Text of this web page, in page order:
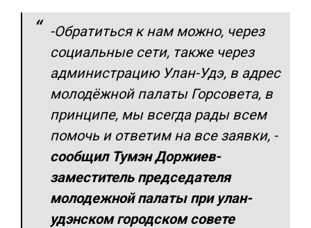
-Обратиться к нам можно, через
социальные сети, также через
администрацию Улан-Удэ, в адрес
молодёжной палаты Горсовета, в
принципе, мы всегда рады всем
помочь и ответим на все заявки, -
сообщил Тумэн Доржиев-
заместитель председателя
молодежной палаты при улан-
удэнском городском совете